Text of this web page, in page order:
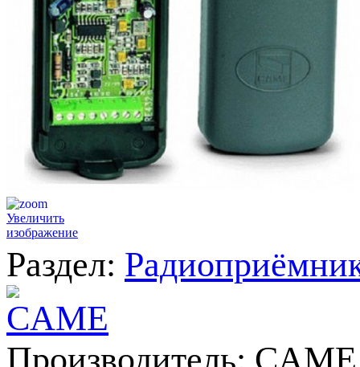
Увеличить
изображение
Раздел: